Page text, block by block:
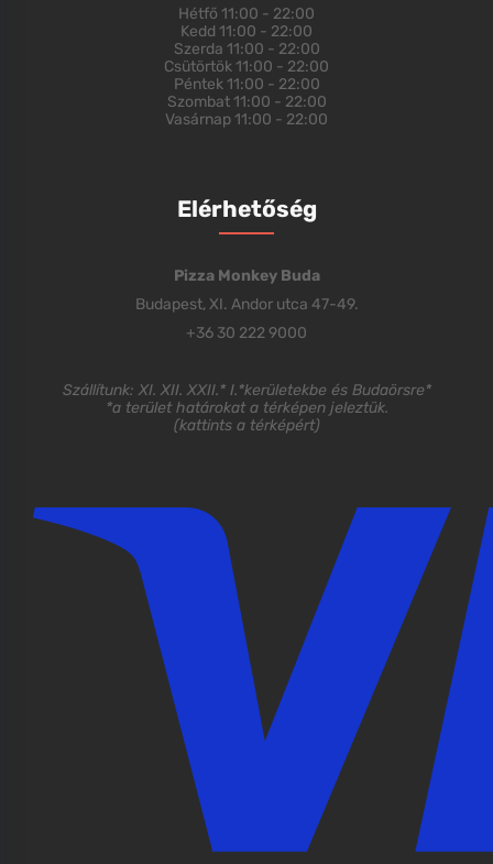
Hétfő 11:00 - 22:00
Kedd 11:00 - 22:00
Szerda 11:00 - 22:00
Csütörtök 11:00 - 22:00
Péntek 11:00 - 22:00
Szombat 11:00 - 22:00
Vasárnap 11:00 - 22:00
Elérhetőség
Pizza Monkey Buda
Budapest, XI. Andor utca 47-49.
+36 30 222 9000
Szállítunk: XI. XII. XXII.* I.*kerületekbe és Budaörsre*
*a terület határokat a térképen jeleztük.
(kattints a térképért)